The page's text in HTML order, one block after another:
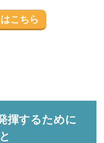
こちら
揮するために